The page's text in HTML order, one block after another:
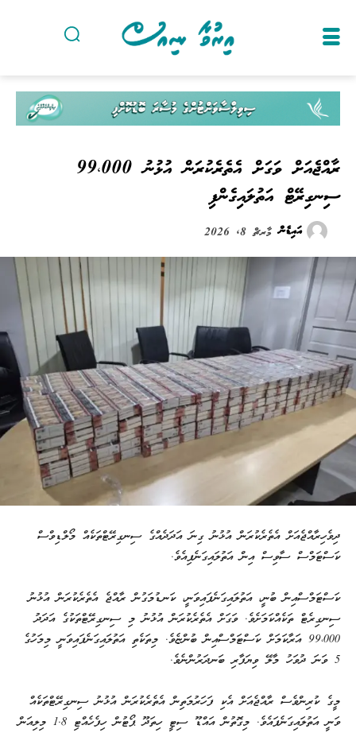
ރާއްޖެއަށް ވަގަށް އެތެރެކުރަން އުޅުނު 99،000
ސިނގިރޭޓް އަތުލައިގެންފި
އައިޑެން މާރޗް 8, 2026
ދިވެހިރާއްޖެއަށް އެތެރެކުރަން އުޅުނު ގިނަ އަދަދެއްގެ ސިނގިރޭޓްތަކެއް މޯލްޑިވްސް
ކަސްޓަމްސް ސާވިސް އިން އަތުލައިގަނެފިއެވެ.
ކަސްޓަމްސްއިން ބުނީ، އަތުލައިގަނެފައިވަނީ، ކަނޑުމަގުން ރާއްޖެ އެތެރެކުރަން އުޅުނު
ސިނގިރެޓް ތަކެއްކަމަށެވެ. ވަގަށް އެތެރެކުރަން އުޅުނު މި ސިނގިރޭޓްތަކުގެ އަދަދު
99،000 އަރާކަމަށް ކަސްޓަމްސްއިން ބުންޏެވެ. މިތަކެތި އަތުލައިގަނެފައިވަނީ މިމަހުގެ
5 ވަނަ ދުވަހު މާލޭ ވިޔަފާރި ބަނދަރުންނެވެ.
މީގެ ކުރިންވެސް ރާއްޖެއަށް އެކި ފަހަރުމަތިން އެތެރެކުރަން އުޅުނު ސިނގިރޭޓްތަކެއް
ވަނީ އަތުލައިގަނެފައެވެ. މިގޮތުން އައްޑޫ ސިޓީ ހިތަދޫ ޕޯޓުން ހިފެހެއްޓި 1.8 މިލިއަން